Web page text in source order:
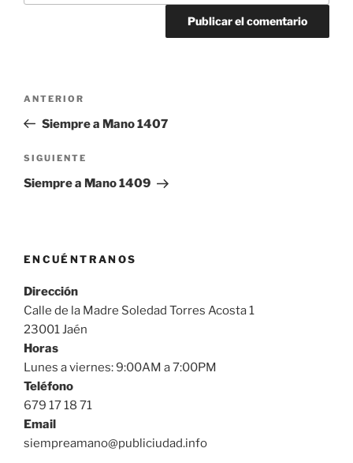
entradas
Entrada
anterior:
ANTERIOR
Siempre a Mano 1407
Siguiente
entrada
SIGUIENTE
Siempre a Mano 1409
ENCUÉNTRANOS
Dirección
Calle de la Madre Soledad Torres Acosta 1
23001 Jaén
Horas
Lunes a viernes: 9:00AM a 7:00PM
Teléfono
679 17 18 71
Email
siempreamano@publiciudad.info